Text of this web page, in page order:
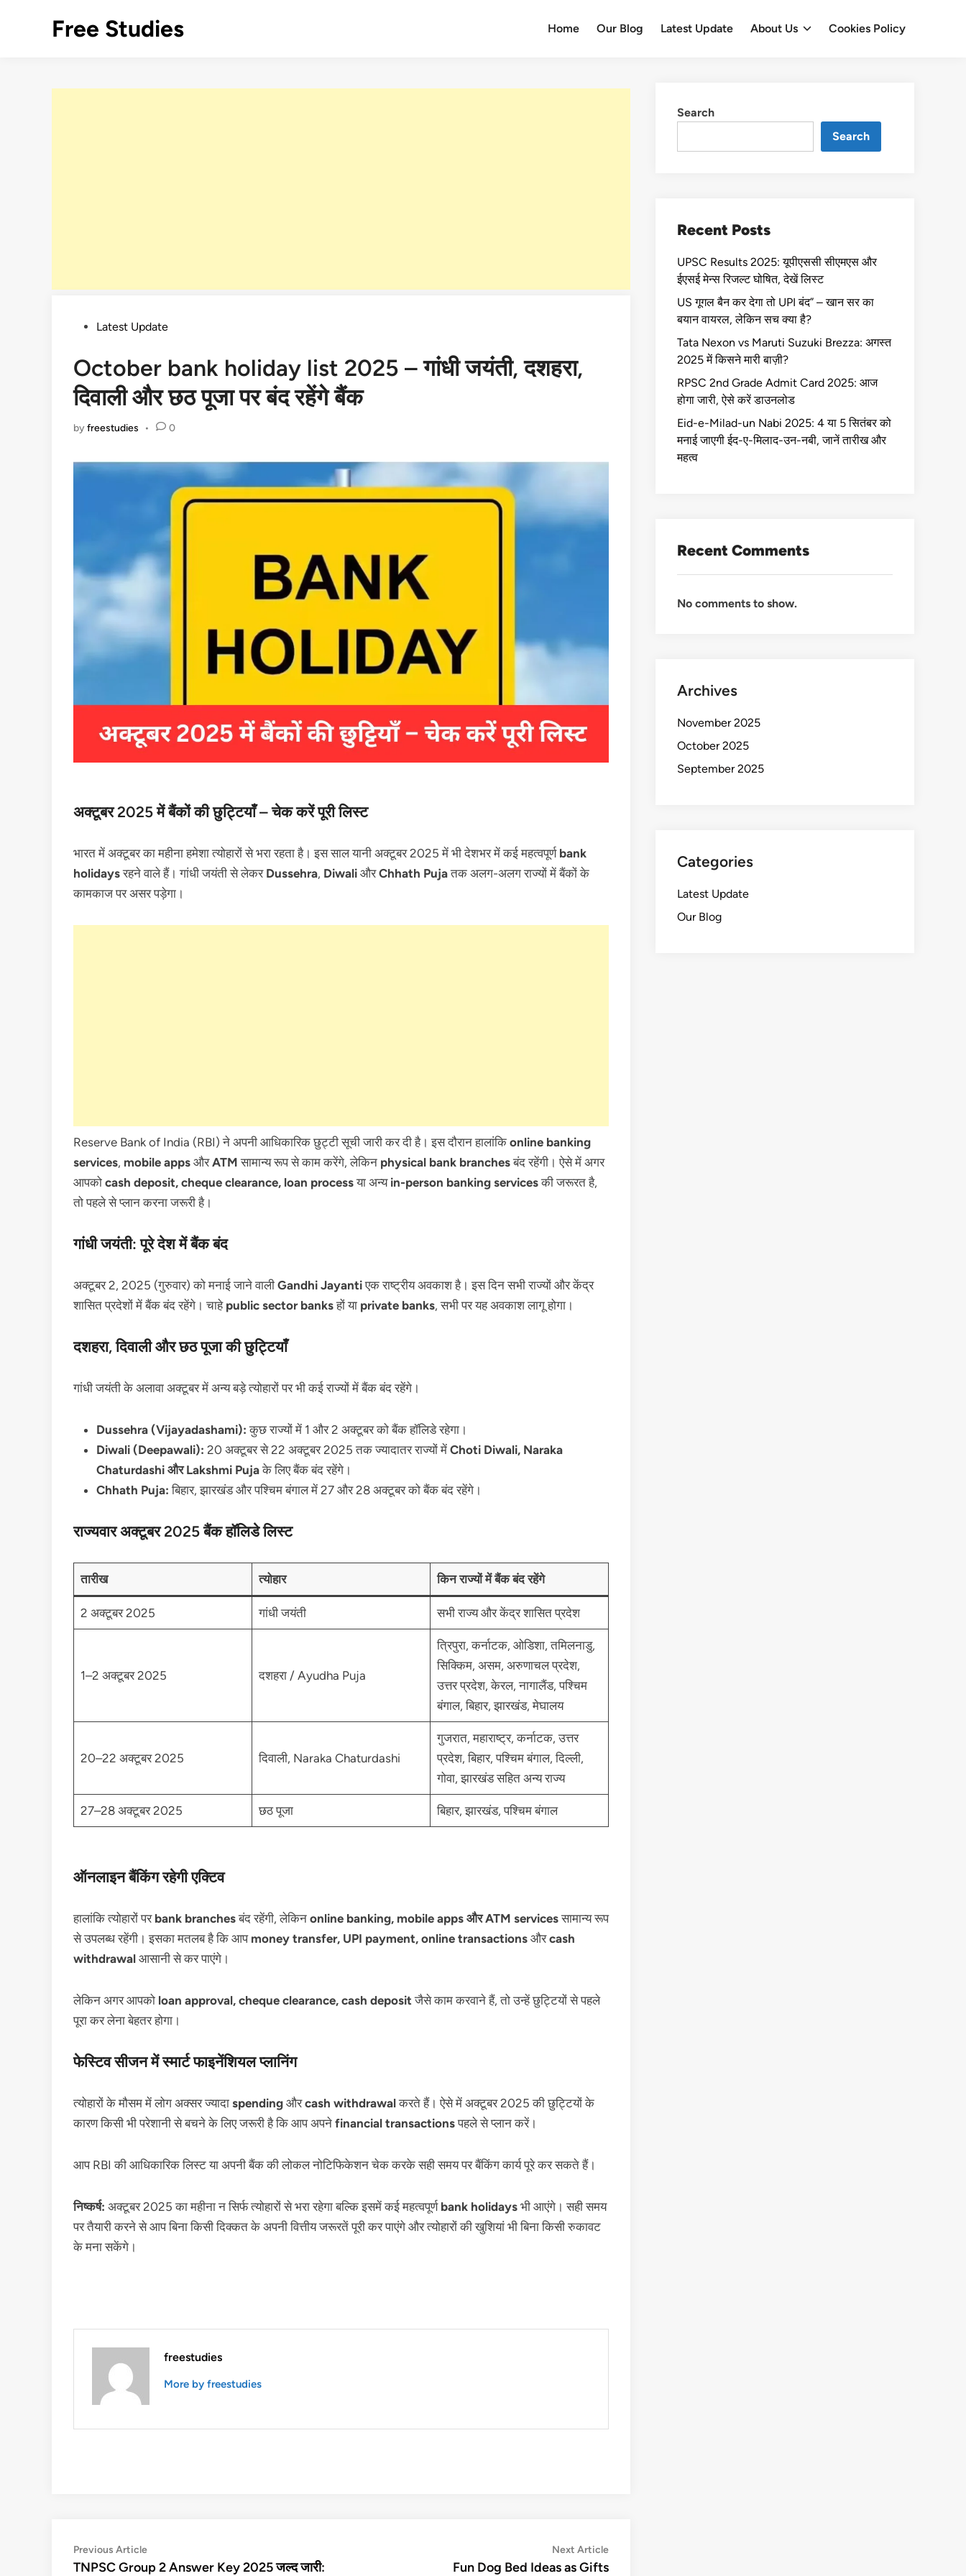
Free Studies Home Our Blog Latest Update About Us Cookies Policy
PostedLatest Update
October bank holiday list 2025 – गांधी जयंती, दशहरा,
दिवाली और छठ पूजा पर बंद रहेंगे बैंक
byfreestudies • 0
अक्टूबर 2025 में बैंकों की छुट्टियाँ – चेक करें पूरी लिस्ट
भारत में अक्टूबर का महीना हमेशा त्योहारों से भरा रहता है। इस साल यानी अक्टूबर 2025 में भी देशभर में कई महत्वपूर्ण bank
holidaysरहने वाले हैं। गांधी जयंती से लेकर Dussehra, Diwali औरChhath Pujaतक अलग-अलग राज्यों में बैंकों के
कामकाज पर असर पड़ेगा।
Reserve Bank of India (RBI) ने अपनी आधिकारिक छुट्टी सूची जारी कर दी है। इस दौरान हालांकि online banking
services, mobile apps औरATM सामान्य रूप से काम करेंगे, लेकिन physical bank branchesबंद रहेंगी। ऐसे में अगर
आपको cash deposit, cheque clearance, loan processया अन्य in-person banking servicesकी जरूरत है,
तो पहले से प्लान करना जरूरी है।
गांधी जयंती: पूरे देश में बैंक बंद
अक्टूबर 2, 2025 (गुरुवार) को मनाई जाने वाली Gandhi Jayantiएक राष्ट्रीय अवकाश है। इस दिन सभी राज्यों और केंद्र
शासित प्रदेशों में बैंक बंद रहेंगे। चाहे public sector banksहों या private banks, सभी पर यह अवकाश लागू होगा।
दशहरा, दिवाली और छठ पूजा की छुट्टियाँ
गांधी जयंती के अलावा अक्टूबर में अन्य बड़े त्योहारों पर भी कई राज्यों में बैंक बंद रहेंगे।
Dussehra (Vijayadashami): कुछ राज्यों में 1 और 2 अक्टूबर को बैंक हॉलिडे रहेगा।
Diwali (Deepawali): 20 अक्टूबर से 22 अक्टूबर 2025 तक ज्यादातर राज्यों में Choti Diwali, Naraka
Chaturdashi और Lakshmi Pujaके लिए बैंक बंद रहेंगे।
Chhath Puja: बिहार, झारखंड और पश्चिम बंगाल में 27 और 28 अक्टूबर को बैंक बंद रहेंगे।
राज्यवार अक्टूबर 2025 बैंक हॉलिडे लिस्ट
तारीख त्योहार किन राज्यों में बैंक बंद रहेंगे
2 अक्टूबर 2025 गांधी जयंती सभी राज्य और केंद्र शासित प्रदेश
1–2 अक्टूबर 2025 दशहरा / Ayudha Puja
त्रिपुरा, कर्नाटक, ओडिशा, तमिलनाडु,
सिक्किम, असम, अरुणाचल प्रदेश,
उत्तर प्रदेश, केरल, नागालैंड, पश्चिम
बंगाल, बिहार, झारखंड, मेघालय
20–22 अक्टूबर 2025 दिवाली, Naraka Chaturdashi
गुजरात, महाराष्ट्र, कर्नाटक, उत्तर
प्रदेश, बिहार, पश्चिम बंगाल, दिल्ली,
गोवा, झारखंड सहित अन्य राज्य
27–28 अक्टूबर 2025 छठ पूजा बिहार, झारखंड, पश्चिम बंगाल
ऑनलाइन बैंकिंग रहेगी एक्टिव
हालांकि त्योहारों पर bank branchesबंद रहेंगी, लेकिन online banking, mobile apps और ATM servicesसामान्य रूप
से उपलब्ध रहेंगी। इसका मतलब है कि आप money transfer, UPI payment, online transactions औरcash
withdrawal आसानी से कर पाएंगे।
लेकिन अगर आपको loan approval, cheque clearance, cash deposit जैसे काम करवाने हैं, तो उन्हें छुट्टियों से पहले
पूरा कर लेना बेहतर होगा।
फेस्टिव सीजन में स्मार्ट फाइनेंशियल प्लानिंग
त्योहारों के मौसम में लोग अक्सर ज्यादा spending औरcash withdrawalकरते हैं। ऐसे में अक्टूबर 2025 की छुट्टियों के
कारण किसी भी परेशानी से बचने के लिए जरूरी है कि आप अपने financial transactionsपहले से प्लान करें।
आप RBI की आधिकारिक लिस्ट या अपनी बैंक की लोकल नोटिफिकेशन चेक करके सही समय पर बैंकिंग कार्य पूरे कर सकते हैं।
निष्कर्ष: अक्टूबर 2025 का महीना न सिर्फ त्योहारों से भरा रहेगा बल्कि इसमें कई महत्वपूर्ण bank holidays भी आएंगे। सही समय
पर तैयारी करने से आप बिना किसी दिक्कत के अपनी वित्तीय जरूरतें पूरी कर पाएंगे और त्योहारों की खुशियां भी बिना किसी रुकावट
के मना सकेंगे।
freestudies
More by freestudies
Post
Previous ArticlePrevious
article:
TNPSC Group 2 Answer Key 2025 जल्द जारी:
Next ArticleNext
article:
Fun Dog Bed Ideas as Gifts
Search
Search
Recent Posts
UPSC Results 2025: यूपीएससी सीएमएस और
ईएसई मेन्स रिजल्ट घोषित, देखें लिस्ट
US गूगल बैन कर देगा तो UPI बंद” – खान सर का
बयान वायरल, लेकिन सच क्या है?
Tata Nexon vs Maruti Suzuki Brezza: अगस्त
2025 में किसने मारी बाज़ी?
RPSC 2nd Grade Admit Card 2025: आज
होगा जारी, ऐसे करें डाउनलोड
Eid-e-Milad-un Nabi 2025: 4 या 5 सितंबर को
मनाई जाएगी ईद-ए-मिलाद-उन-नबी, जानें तारीख और
महत्व
Recent Comments
No comments to show.
Archives
November 2025
October 2025
September 2025
Categories
Latest Update
Our Blog